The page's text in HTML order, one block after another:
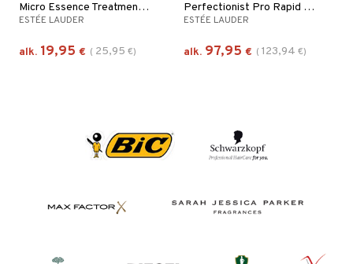
Micro Essence Treatment Lotion Bio Ferment
ESTÉE LAUDER
alk. 19,95 € ( 25,95 €)
Perfectionist Pro Rapid Firm + Lift Serum
ESTÉE LAUDER
alk. 97,95 € ( 123,94 €)